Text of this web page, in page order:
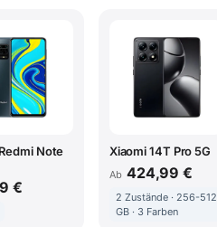
Note
€
Xiaomi 14T Pro 5G
Ab 424,99 €
2 Zustände · 256-512
GB · 3 Farben